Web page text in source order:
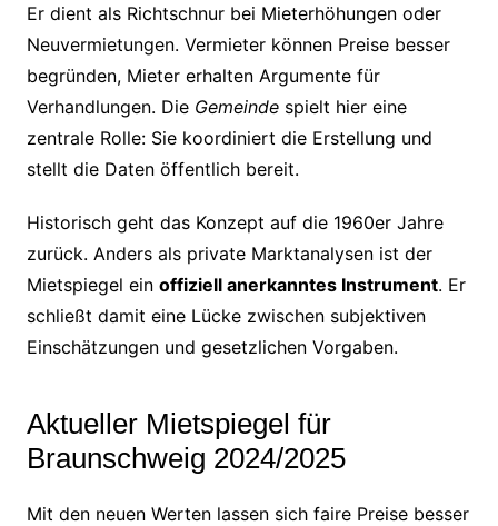
Er dient als Richtschnur bei Mieterhöhungen oder
Neuvermietungen. Vermieter können Preise besser
begründen, Mieter erhalten Argumente für
Verhandlungen. Die Gemeindespielt hier eine
zentrale Rolle: Sie koordiniert die Erstellung und
stellt die Daten öffentlich bereit.
Historisch geht das Konzept auf die 1960er Jahre
zurück. Anders als private Marktanalysen ist der
Mietspiegel ein offiziell anerkanntes Instrument. Er
schließt damit eine Lücke zwischen subjektiven
Einschätzungen und gesetzlichen Vorgaben.
Aktueller Mietspiegel für
Braunschweig 2024/2025
Mit den neuen Werten lassen sich faire Preise besser